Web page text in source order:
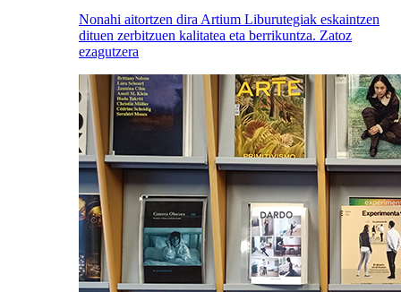
Nonahi aitortzen dira Artium Liburutegiak eskaintzen
dituen zerbitzuen kalitatea eta berrikuntza. Zatoz
ezagutzera